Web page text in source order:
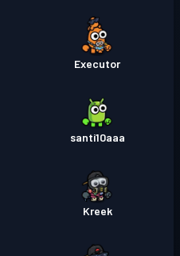
Executor
santi10aaa
Kreek